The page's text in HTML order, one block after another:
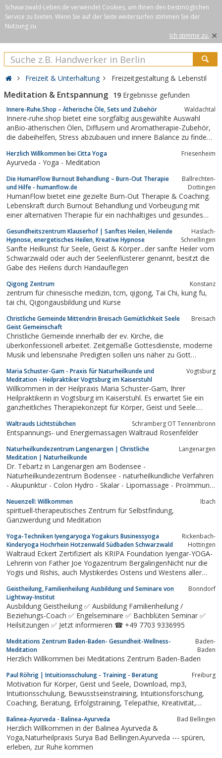
Schwarzwald-Leben.de verwendet Cookies, um Ihnen den bestmöglichen
Service zu bieten. Wenn Sie auf der Seite weitersurfen stimmen Sie der
Nutzung zu.
Ich stimme zu. ×
Freizeit & Unterhaltung Freizeitgestaltung & Lebenstil
Meditation & Entspannung 19 Ergebnisse gefunden
Innere-Ruhe.Shop – Ätherische Öle, Sets und Zubehör Waldachtal
Innere-ruhe.shop bietet eine sorgfältig ausgewählte Auswahl
anBio-ätherischen Ölen, Diffusern und Aromatherapie-Zubehör,
die dabeihelfen, Stress abzubauen und innere Balance zu finden.
sorgfältig geprüftund nachhaltig gewonnen wurden. Ob für...
Herzlich Willkommen bei Citta Yoga Friesenheim
Ayurveda - Yoga - Meditation
Die HumanFlow Burnout Behandlung – Burn-Out Therapie
und Hilfe - humanflow.de
Ballrechten-
Dottingen
HumanFlow bietet eine gezielte Burn-Out Therapie & Coaching.
Lebenskraft durch Burnout Behandlung und Vorbeugung mit
einer alternativen Therapie für ein nachhaltiges und gesundes
Gesundheitszentrum Klauserhof | Sanftes Heilen, Heilende
Hypnose, energetisches Heilen, Kreative Hypnose
Haslach-
Schnellingen
Sanfte Heilkunst für Seele, Geist & Körper...der sanfte Heiler vom
Schwarzwald oder auch der Seelenflüsterer genannt, besitzt die
Gabe des Heilens durch Handauflegen
Qigong Zentrum Konstanz
zentrum für chinesische medizin, tcm, qigong, Tai Chi, kung fu,
tai chi, Qigongausbildung und Kurse
Christliche Gemeinde Mittendrin Breisach Gemütlichkeit Seele
Geist Gemeinschaft
Breisach
Christliche Gemeinde innerhalb der ev. Kirche, die
überkonfessionell arbeitet. Zeitgemäße Gottesdienste, moderne
Musik und lebensnahe Predigten sollen uns näher zu Gott
ohne Ansehen der Person oder der Konfession angeboten
werden, werden auch Kinderprogramme...
Maria Schuster-Gam - Praxis für Naturheilkunde und
Meditation - Heilpraktiker Vogtsburg im Kaiserstuhl
Vogtsburg
Willkommen in der Heilpraxis Maria Schuster-Gam, Ihrer
Heilpraktikerin in Vogtsburg im Kaiserstuhl. Es erwartet Sie ein
ganzheitliches Therapiekonzept für Körper, Geist und Seele.
durch Meditation, Atementspannungstechniken,
Fußreflexzonentherapie oder einer Anwendung...
Waltrauds Lichtstübchen Schramberg OT Tennenbronn
Entspannungs- und Energiemassagen Waltraud Rosenfelder
Naturheilkundezentrum Langenargen | Christliche
Meditation | Naturheilkunde
Langenargen
Dr. Tebartz in Langenargen am Bodensee -
Naturheilkundezentrum Bodensee - naturheilkundliche Verfahren
- Akupunktur - Colon Hydro - Skalar - Lipomassage - ProImmun
Neuenzell: Willkommen Ibach
spirituell-therapeutisches Zentrum für Selbstfindung,
Ganzwerdung und Meditation
Yoga-Techniken Iyengaryoga Yogakurs Businessyoga
Kinderyoga Hochrhein Hotzenwald Südbaden Schwarzwald
Rickenbach-
Hottingen
Waltraud Eckert Zertifiziert als KRIPA Foundation Iyengar-YOGA-
Lehrerin von Father Joe Yogazentrum BergalingenNicht nur die
Yogis und Rishis, auch Mystikerdes Ostens und Westens aller
Wüstenväter des 3. und 4. Jahr-hunderts, sie sprechen vom...
Geistheilung, Familienheilung Ausbildung und Seminare von
Lightway-Institut
Bonndorf
Ausbildung Geistheilung ✅ Ausbildung Familienheilung /
Beziehungs-Coach ✅ Engelseminare ✅ Bachblüten Seminar ✅
Heilsitzungen ✅ Jetzt informieren ☎ +49 7703 9336995
Meditations Zentrum Baden-Baden- Gesundheit-Wellness-
Meditation
Baden-
Baden
Herzlich Willkommen bei Meditations Zentrum Baden-Baden
Paul Röhrig | Intuitionsschulung - Training - Beratung Freiburg
Motivation für Körper, Geist und Seele, Download, mp3,
Intuitionsschulung, Bewusstseinstraining, Intuitionsforschung,
Coaching, Beratung, Erfolgstraining, Telepathie, Kreativität,
Hellfühlen,Hellsehschulungen,
Balinea-Ayurveda - Balinea-Ayurveda Bad Bellingen
Herzlich Willkommen in der Balinea Ayurveda &
Yoga,Naturheilpraxis Surya Bad Bellingen.Ayurveda --- spüren,
erleben, zur Ruhe kommen